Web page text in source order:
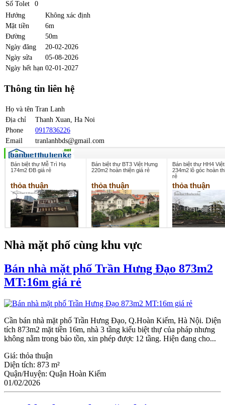
Số Tolet
0
Hướng
Không xác định
Mặt tiền
6m
Đường
50m
Ngày đăng
20-02-2026
Ngày sửa
05-08-2026
Ngày hết hạn 02-01-2027
Thông tin liên hệ
Họ và tên Tran Lanh
Địa chỉ
Thanh Xuan, Ha Noi
Phone
0917836226
Email
tranlanhbds@gmail.com
Bán biệt thự Mễ Trì Hạ
174m2 ĐB giá rẻ
thỏa thuận
Bán biệt thự BT3 Việt Hưng
220m2 hoàn thiện giá rẻ
thỏa thuận
Bán biệt thự HH4
234m2 lô góc hoàn
rẻ
thỏa thuận
Nhà mặt phố cùng khu vực
Bán nhà mặt phố Trần Hưng Đạo 873m2
MT:16m giá rẻ
Cần bán nhà mặt phố Trần Hưng Đạo, Q.Hoàn Kiếm, Hà Nội. Diện
tích 873m2 mặt tiền 16m, nhà 3 tầng kiểu biệt thự của pháp nhưng
không nằm trong bảo tồn, xin phép được 12 tầng. Hiện đang cho...
Giá: thỏa thuận
Diện tích: 873 m²
Quận/Huyện: Quận Hoàn Kiếm
01/02/2026